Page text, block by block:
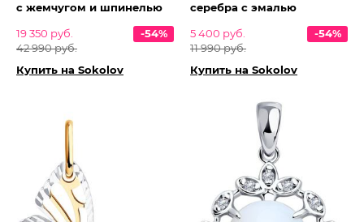
с жемчугом и шпинелью
19 350 руб.
42 990 руб.
-54%
Купить на Sokolov
серебра с эмалью
5 400 руб.
11 990 руб.
-54%
Купить на Sokolov